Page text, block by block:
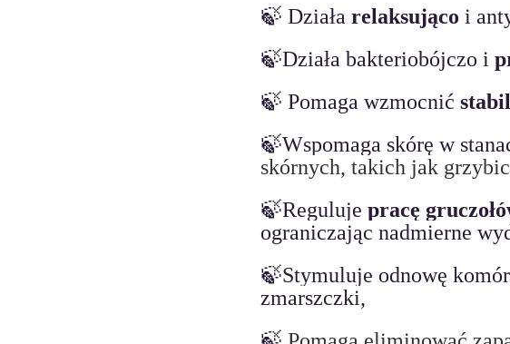
🍃 Działa relaksująco i
🍃Działa bakteriobójczo i
🍃 Pomaga wzmocnić
🍃Wspomaga skórę w
skórnych, takich jak
🍃Reguluje pracę
ograniczając nadmierne
🍃Stymuluje odnowę
zmarszczki,